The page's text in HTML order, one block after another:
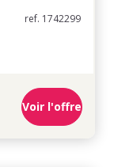
ref. 1742299
Voir l'offre